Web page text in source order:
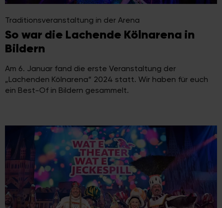
Traditionsveranstaltung in der Arena
So war die Lachende Kölnarena in
Bildern
Am 6. Januar fand die erste Veranstaltung der
„Lachenden Kölnarena“ 2024 statt. Wir haben für euch
ein Best-Of in Bildern gesammelt.